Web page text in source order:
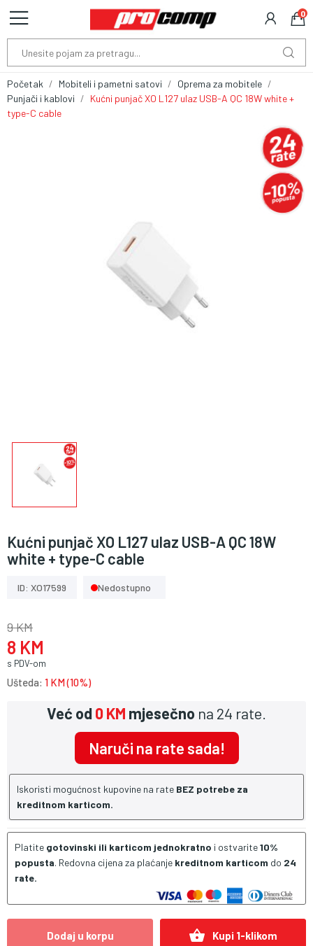
0
Početak Mobiteli i pametni satovi
Oprema za mobitele
Punjači i kablovi
Kućni punjač XO L127 ulaz USB-A QC 18W white +
type-C cable
Kućni punjač XO L127 ulaz USB-A QC 18W
white + type-C cable
ID: XO17599 Nedostupno
9 KM
8 KM
s PDV-om
Ušteda: 1 KM (10%)
Već od0 KM mjesečno na 24 rate.
Naruči na rate sada!
Iskoristi mogućnost kupovine na rate BEZ potrebe za
kreditnom karticom.
Platite gotovinski ili karticom jednokratno i ostvarite10%
popusta. Redovna cijena za plaćanje kreditnom karticom do 24
rate.
Dodaj u korpu shopping_basket Kupi 1-klikom